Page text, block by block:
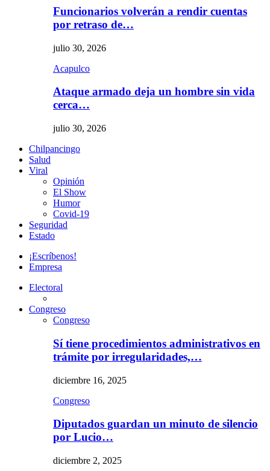
Funcionarios volverán a rendir cuentas
por retraso de…
julio 30, 2026
Acapulco
Ataque armado deja un hombre sin vida
cerca…
julio 30, 2026
Chilpancingo
Salud
Viral
Opinión
El Show
Humor
Covid-19
Seguridad
Estado
¡Escríbenos!
Empresa
Electoral
Congreso
Congreso
Sí tiene procedimientos administrativos en
trámite por irregularidades,…
diciembre 16, 2025
Congreso
Diputados guardan un minuto de silencio
por Lucio…
diciembre 2, 2025